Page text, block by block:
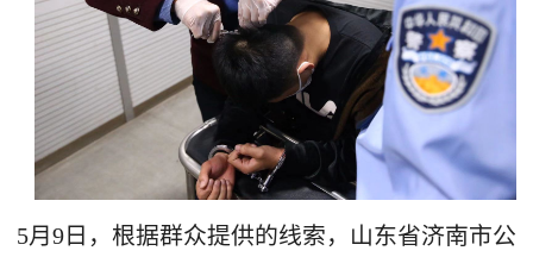
5月9日，根据群众提供的线索，山东省济南市公